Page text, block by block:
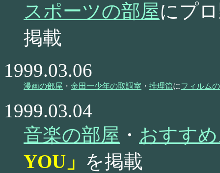
スポーツの部屋にプ
掲載
1999.03.06
漫画の部屋 ・ 金田一少年の取調室 ・ 推理篇にフィルム
1999.03.04
音楽の部屋 ・ おすす
YOU」 を掲載